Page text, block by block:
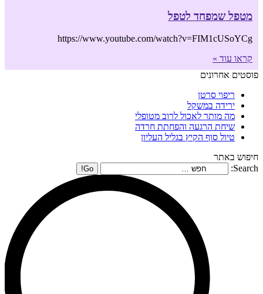
מטפל שמפחד לטפל
https://www.youtube.com/watch?v=FIM1cUSoYCg
קראו עוד »
פוסטים אחרונים
ריפוי סרטן
ירידה במשקל
מה מותר לאכול לרוב מטופלי
שיחת הרגעה והפחתת חרדה
טיול סוף הקיץ בגליל העליון
חיפוש באתר
Search: